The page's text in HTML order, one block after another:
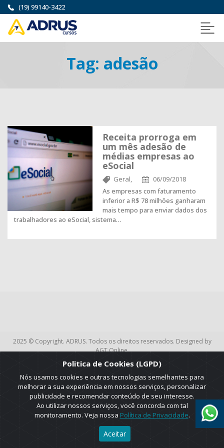
(19) 99140-3422
Tag: adesão
Receita prorroga em
um mês adesão de
médias empresas ao
eSocial
Geral,
06/09/2018
As empresas com faturamento
inferior a R$ 78 milhões ganharam
mais tempo para enviar dados dos
trabalhadores ao eSocial, sistema…
2025 © Copyright. ADRUS. Todos os direitos reservados. Designed by
AGT Online.
Politica de Cookies (LGPD)
Nós usamos cookies e outras tecnologias semelhantes para
melhorar a sua experiência em nossos serviços, personalizar
publicidade e recomendar conteúdo de seu interesse.
Ao utilizar nossos serviços, você concorda com tal
monitoramento. Veja nossa Política de Privacidade.
Aceitar